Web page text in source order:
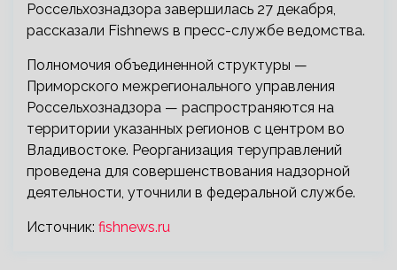
Россельхознадзора завершилась 27 декабря,
рассказали Fishnews в пресс-службе ведомства.
Полномочия объединенной структуры —
Приморского межрегионального управления
Россельхознадзора — распространяются на
территории указанных регионов с центром во
Владивостоке. Реорганизация теруправлений
проведена для совершенствования надзорной
деятельности, уточнили в федеральной службе.
Источник: fishnews.ru